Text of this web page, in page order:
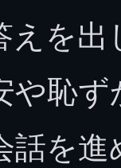
えを
や恥
話を